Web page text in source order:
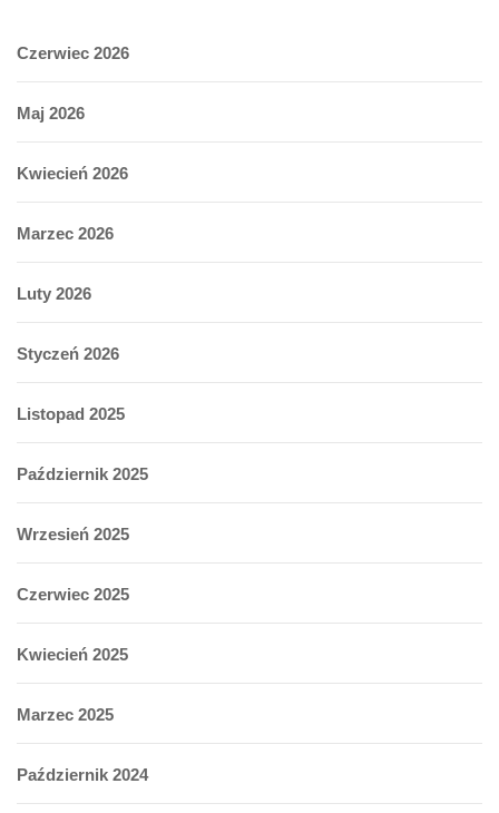
Czerwiec 2026
Maj 2026
Kwiecień 2026
Marzec 2026
Luty 2026
Styczeń 2026
Listopad 2025
Październik 2025
Wrzesień 2025
Czerwiec 2025
Kwiecień 2025
Marzec 2025
Październik 2024